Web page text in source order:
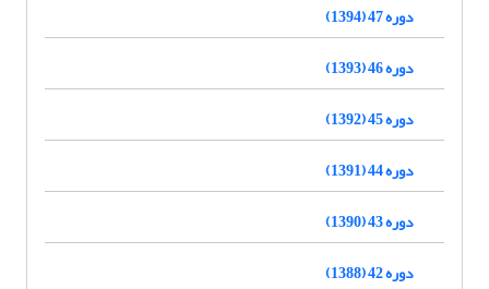
دوره 47 (1394)
دوره 46 (1393)
دوره 45 (1392)
دوره 44 (1391)
دوره 43 (1390)
دوره 42 (1388)